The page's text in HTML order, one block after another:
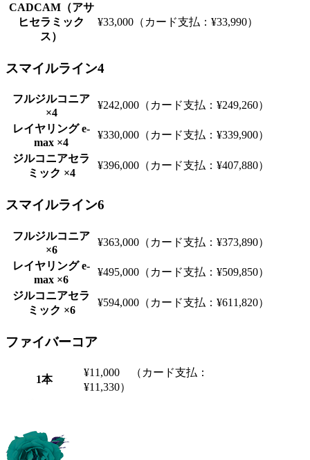
CADCAM（アサ
ヒセラミック
ス）
¥33,000（カード支払：¥33,990）
スマイルライン4
フルジルコニア
×4
¥242,000（カード支払：¥249,260）
レイヤリング e-
max ×4
¥330,000（カード支払：¥339,900）
ジルコニアセラ
ミック ×4
¥396,000（カード支払：¥407,880）
スマイルライン6
フルジルコニア
×6
¥363,000（カード支払：¥373,890）
レイヤリング e-
max ×6
¥495,000（カード支払：¥509,850）
ジルコニアセラ
ミック ×6
¥594,000（カード支払：¥611,820）
ファイバーコア
1本
¥11,000 （カード支払：
¥11,330）